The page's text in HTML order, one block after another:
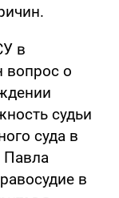
в
вопрос о
судьи
суда в
Павла
в